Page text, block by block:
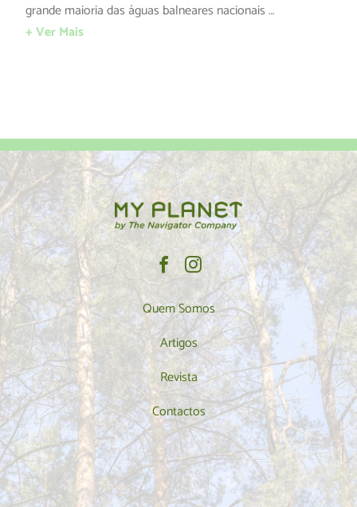
grande maioria das águas balneares nacionais …
+ Ver Mais
Quem Somos
Artigos
Revista
Contactos